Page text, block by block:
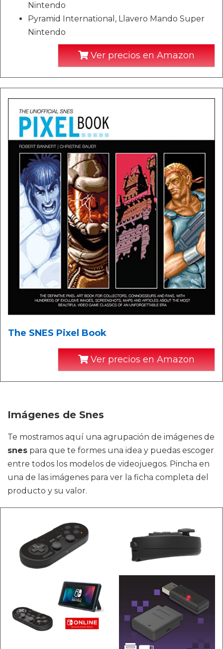
Nintendo
Pyramid International, Llavero Mando Super
Nintendo
Ver precios en Amazon
The SNES Pixel Book
Ver precios en Amazon
Imágenes de Snes
Te mostramos aquí una agrupación de imágenes de
snes para que te formes una idea y puedas escoger
entre todos los modelos de videojuegos. Pincha en
una de las imágenes para ver la ficha completa del
producto y su valor.